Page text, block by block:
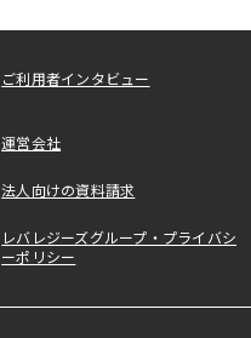
ご利用者インタビュー
運営会社
法人向けの資料請求
レバレジーズグループ・プライバシ
ーポリシー